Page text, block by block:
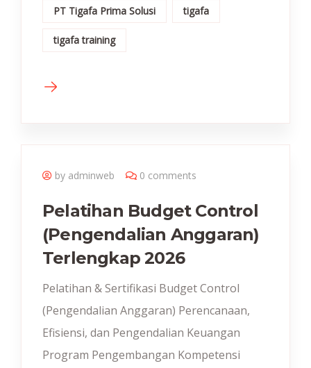
PT Tigafa Prima Solusi tigafa
tigafa training
by adminweb 0 comments
Pelatihan Budget Control
(Pengendalian Anggaran)
Terlengkap 2026
Pelatihan & Sertifikasi Budget Control
(Pengendalian Anggaran) Perencanaan,
Efisiensi, dan Pengendalian Keuangan
Program Pengembangan Kompetensi